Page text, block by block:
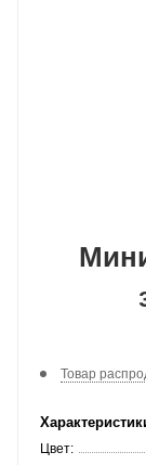
Товар
Цвет: